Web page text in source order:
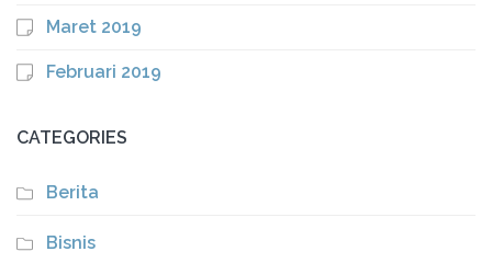
Maret 2019
Februari 2019
CATEGORIES
Berita
Bisnis